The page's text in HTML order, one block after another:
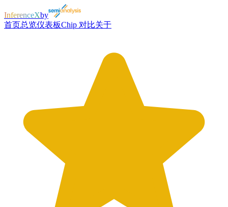
InferenceXby
首页总览仪表板Chip 对比关于